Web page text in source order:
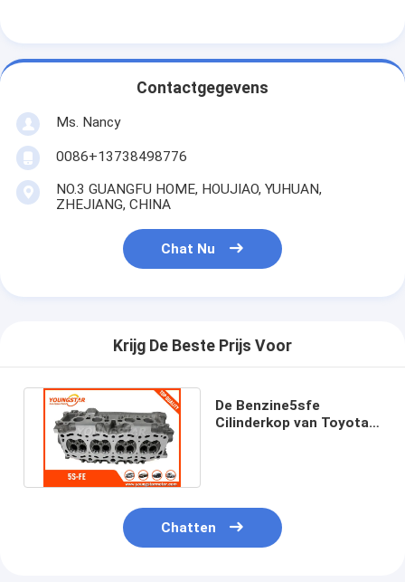
Motor van een autokleppen
Cilinderkopreparaties
TRAPASkatrol
cilinderkoppakking
De Pomp van de autoleiding
Automobiele Motoronderdelen
motorklepknop
Contactgegevens
Ms. Nancy
0086+13738498776
NO.3 GUANGFU HOME, HOUJIAO, YUHUAN,
ZHEJIANG, CHINA
Chat Nu
Krijg De Beste Prijs Voor
De Benzine5sfe
Cilinderkop van Toyota
Chatten